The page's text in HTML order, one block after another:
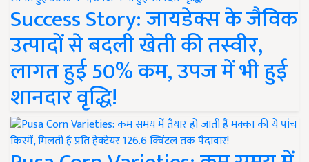
Success Story: जायडेक्स के जैविक
उत्पादों से बदली खेती की तस्वीर,
लागत हुई 50% कम, उपज में भी हुई
शानदार वृद्धि!